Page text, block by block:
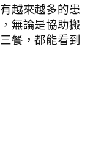
越來越多的患
無論是協助搬
餐，都能看到